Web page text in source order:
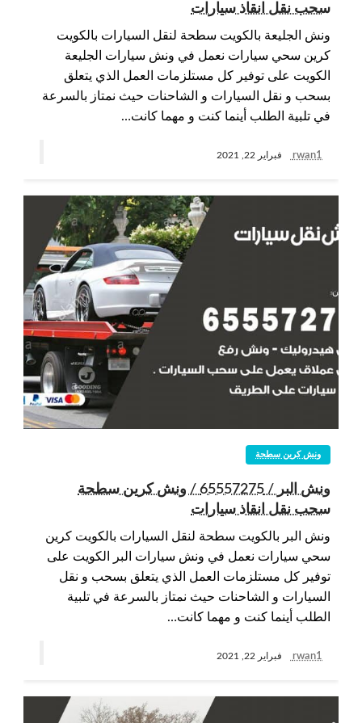
سحب نقل انقاذ سيارات
ونش الجليعة بالكويت سطحة لنقل السيارات بالكويت
كرين سحي سيارات نعمل في ونش سيارات الجليعة
الكويت على توفير كل مستلزمات العمل الذي يتعلق
بسحب و نقل السيارات و الشاحنات حيث نمتاز بالسرعة
في تلبية الطلب أينما كنت و مهما كانت…
rwan1 فبراير 22, 2021
ونش كرين سطحة
ونش البر / 65557275 / ونش كرين سطحة
سحب نقل انقاذ سيارات
ونش البر بالكويت سطحة لنقل السيارات بالكويت كرين
سحي سيارات نعمل في ونش سيارات البر الكويت على
توفير كل مستلزمات العمل الذي يتعلق بسحب و نقل
السيارات و الشاحنات حيث نمتاز بالسرعة في تلبية
الطلب أينما كنت و مهما كانت…
rwan1 فبراير 22, 2021